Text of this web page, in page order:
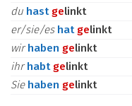
du hast gelinkt
er/sie/es hat gelinkt
wirhaben gelinkt
ihrhabt gelinkt
Sie haben gelinkt